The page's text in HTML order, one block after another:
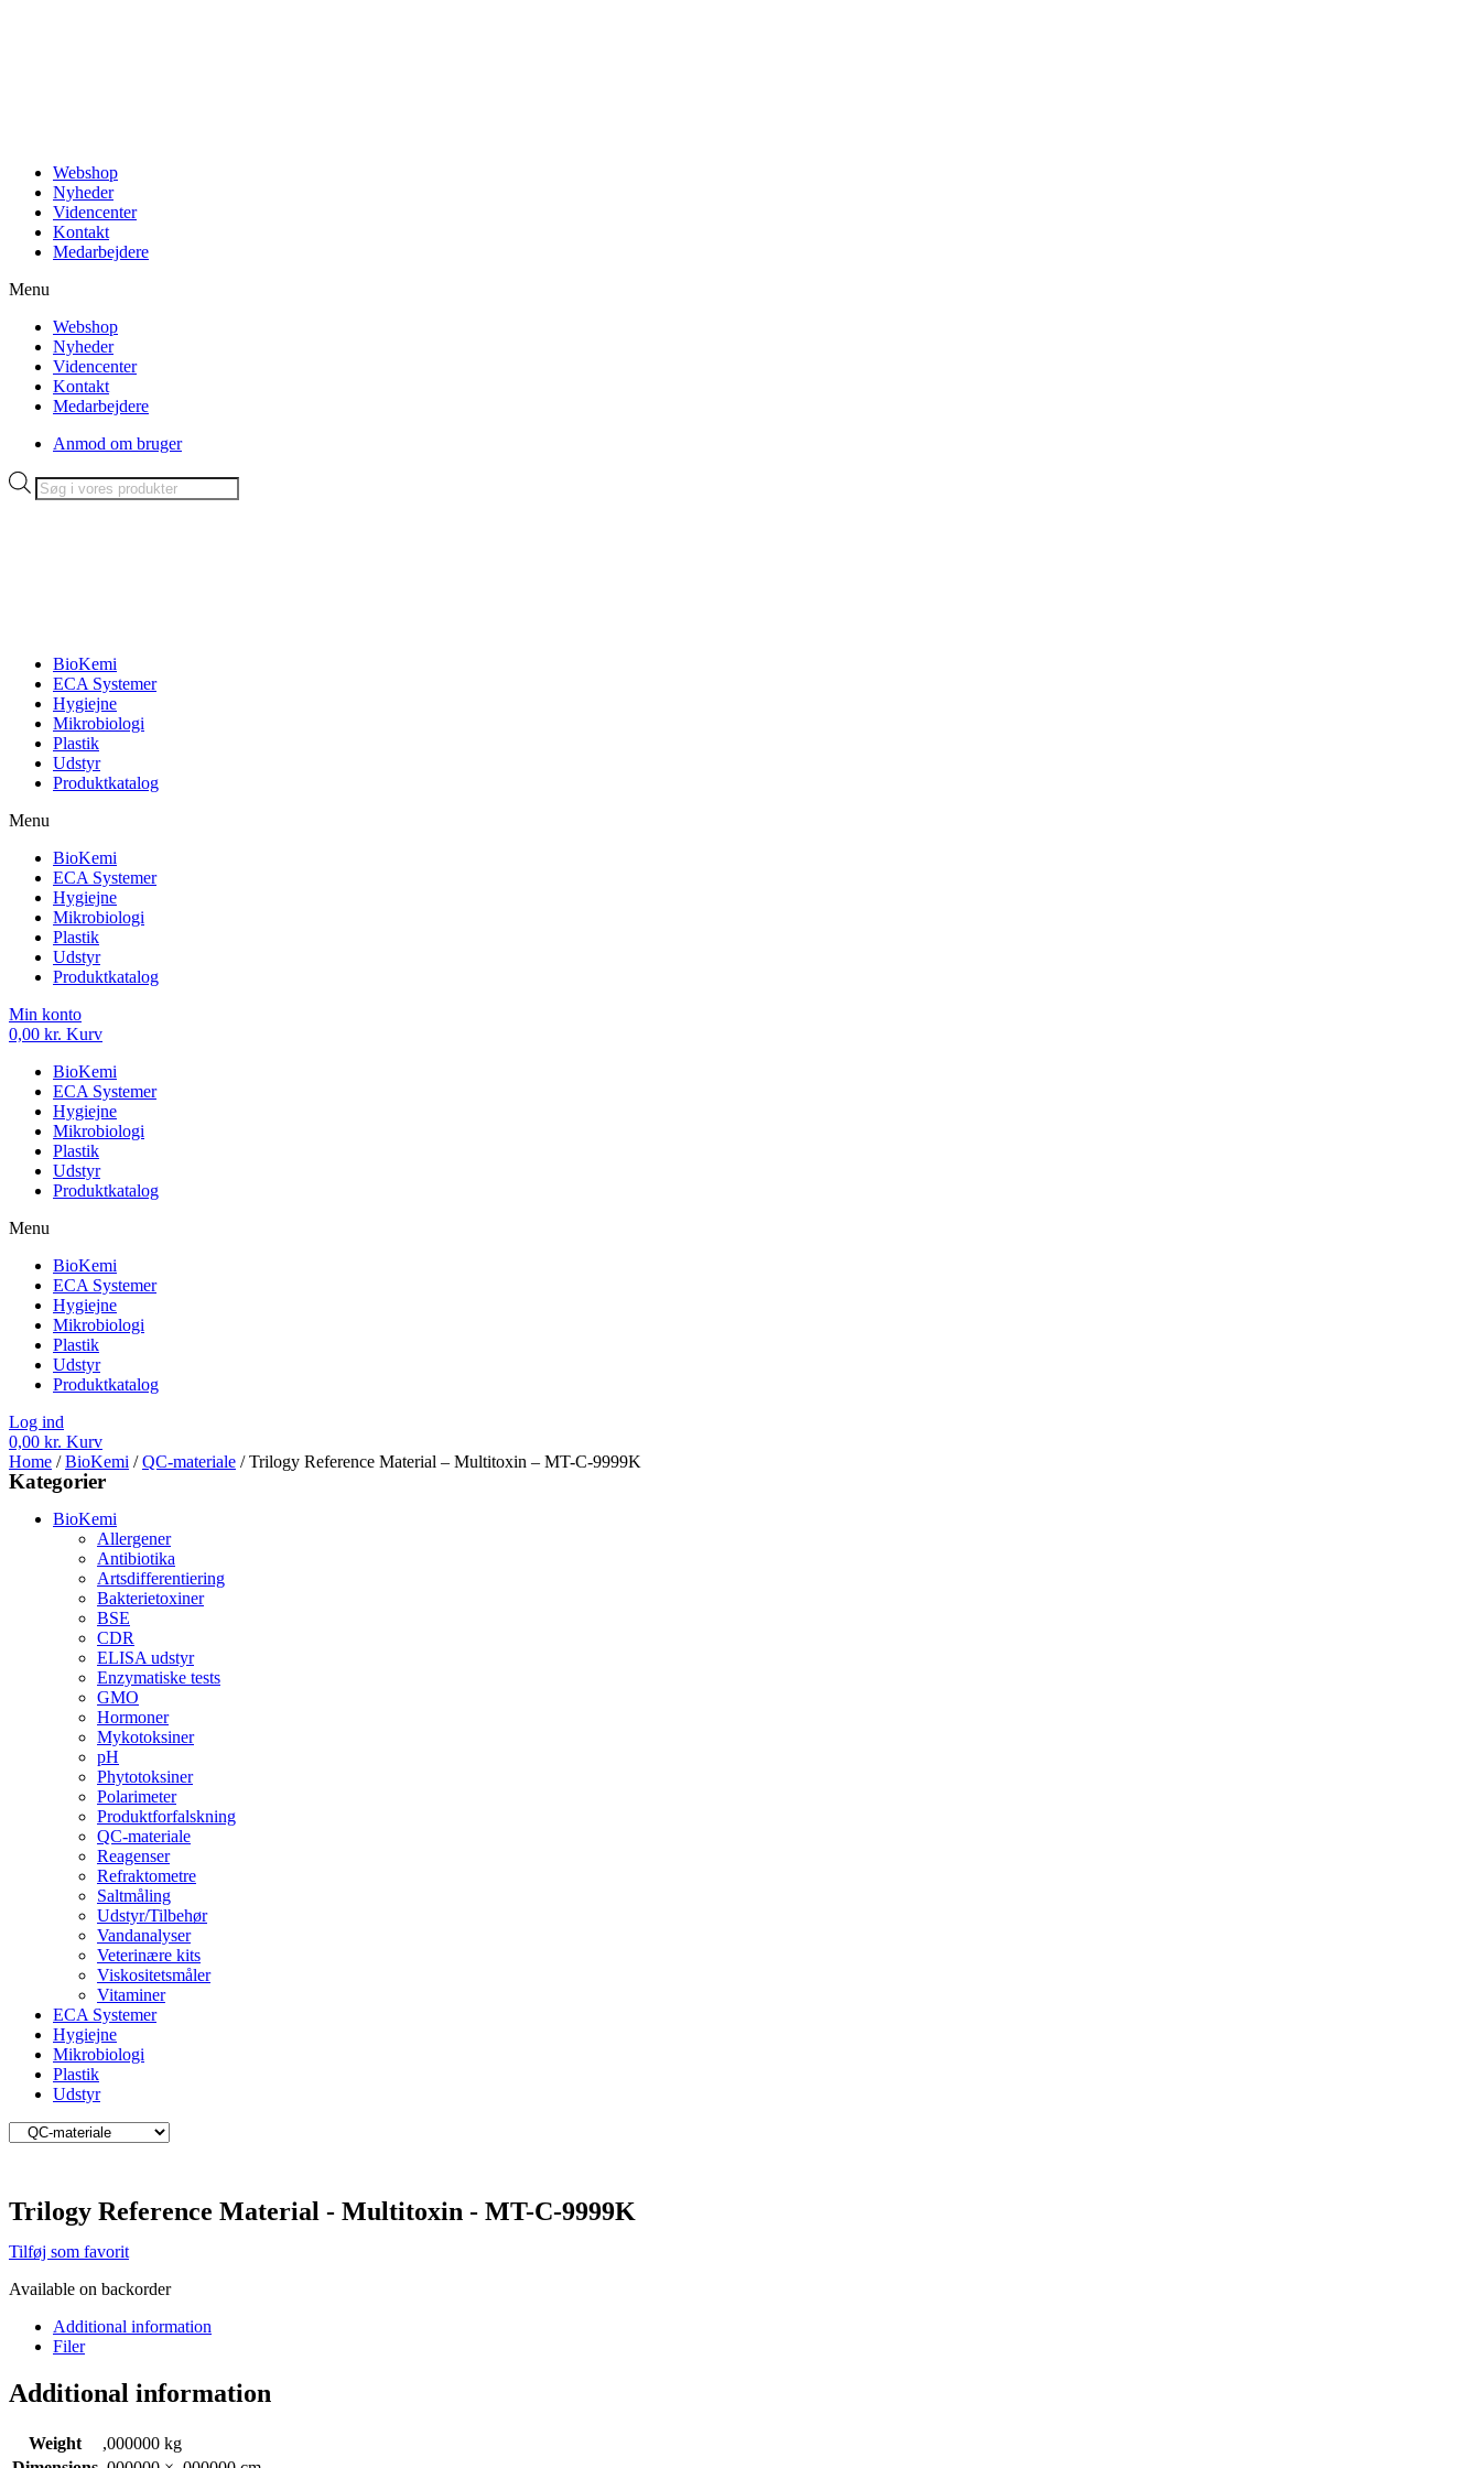
Webshop
Nyheder
Videncenter
Kontakt
Medarbejdere
Menu
Webshop
Nyheder
Videncenter
Kontakt
Medarbejdere
Anmod om bruger
Products
search
BioKemi
ECA Systemer
Hygiejne
Mikrobiologi
Plastik
Udstyr
Produktkatalog
Menu
BioKemi
ECA Systemer
Hygiejne
Mikrobiologi
Plastik
Udstyr
Produktkatalog
Min konto
0,00 kr. Kurv
BioKemi
ECA Systemer
Hygiejne
Mikrobiologi
Plastik
Udstyr
Produktkatalog
Menu
BioKemi
ECA Systemer
Hygiejne
Mikrobiologi
Plastik
Udstyr
Produktkatalog
Log ind
0,00 kr. Kurv
Home /BioKemi /QC-materiale / Trilogy Reference Material – Multitoxin – MT-C-9999K
Kategorier
BioKemi
Allergener
Antibiotika
Artsdifferentiering
Bakterietoxiner
BSE
CDR
ELISA udstyr
Enzymatiske tests
GMO
Hormoner
Mykotoksiner
pH
Phytotoksiner
Polarimeter
Produktforfalskning
QC-materiale
Reagenser
Refraktometre
Saltmåling
Udstyr/Tilbehør
Vandanalyser
Veterinære kits
Viskositetsmåler
Vitaminer
ECA Systemer
Hygiejne
Mikrobiologi
Plastik
Udstyr
Trilogy Reference Material - Multitoxin - MT-C-9999K
Tilføj som favorit
Available on backorder
Additional information
Filer
Additional information
Weight
,000000 kg